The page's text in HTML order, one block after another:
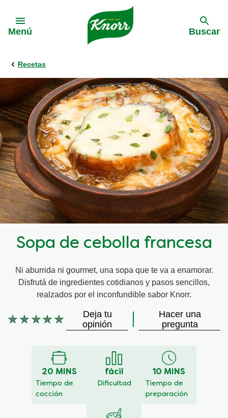
Menú Buscar
Recetas
Sopa de cebolla francesa
Ni aburrida ni gourmet, una sopa que te va a enamorar.
Disfrutá de ingredientes cotidianos y pasos sencillos,
realzados por el inconfundible sabor Knorr.
No
calificaciones
Deja tu
opinión
Hacer una
pregunta
20 MINS
Tiempo de
cocción
fácil
Dificultad
10 MINS
Tiempo de
preparación